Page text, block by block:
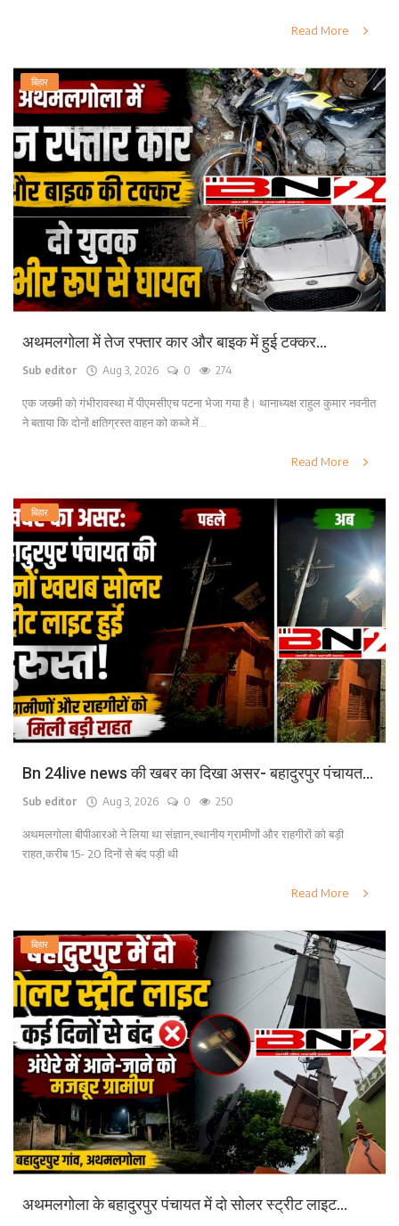
Read More
बिहार
अथमलगोला में तेज रफ्तार कार और बाइक में हुई टक्कर...
Sub editor Aug 3, 2026 0 274
एक जख्मी को गंभीरावस्था में पीएमसीएच पटना भेजा गया है। थानाध्यक्ष राहुल कुमार नवनीत
ने बताया कि दोनों क्षतिग्रस्त वाहन को कब्जे में...
Read More
बिहार
Bn 24live news की खबर का दिखा असर- बहादुरपुर पंचायत...
Sub editor Aug 3, 2026 0 250
अथमलगोला बीपीआरओ ने लिया था संज्ञान,स्थानीय ग्रामीणों और राहगीरों को बड़ी
राहत,करीब 15- 20 दिनों से बंद पड़ी थी
Read More
बिहार
अथमलगोला के बहादुरपुर पंचायत में दो सोलर स्ट्रीट लाइट...